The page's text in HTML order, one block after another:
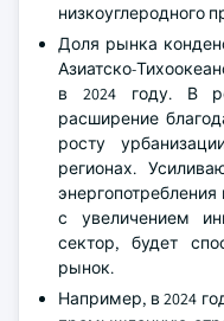
низкоуглеродного
Доля рынка
Азиатско-
в 2024 году. В
расширение
росту
регионах.
с увеличением
сектор, будет
рынок.
Например, в 2024